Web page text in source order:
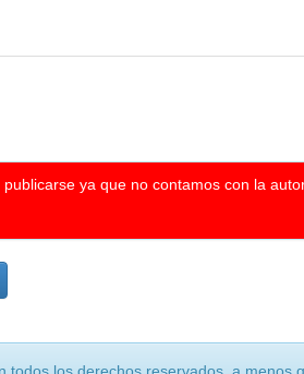
ya que no contamos con la